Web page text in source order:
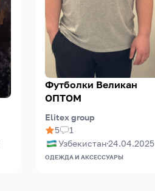
Футболки Великан
ОПТОМ
Elitex group
5
1
Узбекистан24.04.2025
ОДЕЖДА И АКСЕССУАРЫ